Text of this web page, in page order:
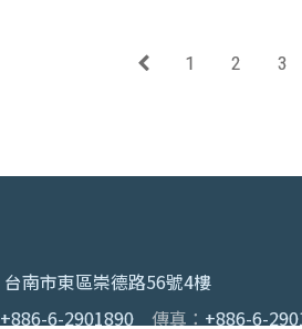
1 2 3
台南市東區崇德路56號4樓
+886-6-2901890 傳真： +886-6-